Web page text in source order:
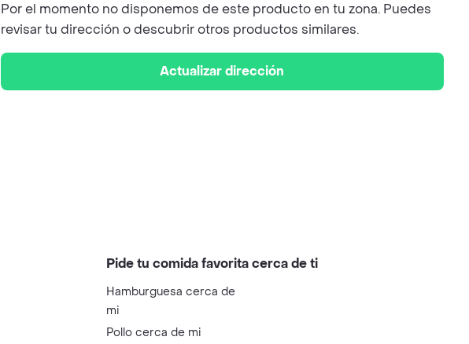
Por el momento no disponemos de este producto en tu zona. Puedes
revisar tu dirección o descubrir otros productos similares.
Actualizar dirección
Pide tu comida favorita cerca de ti
Hamburguesa cerca de
mi
Pollo cerca de mi